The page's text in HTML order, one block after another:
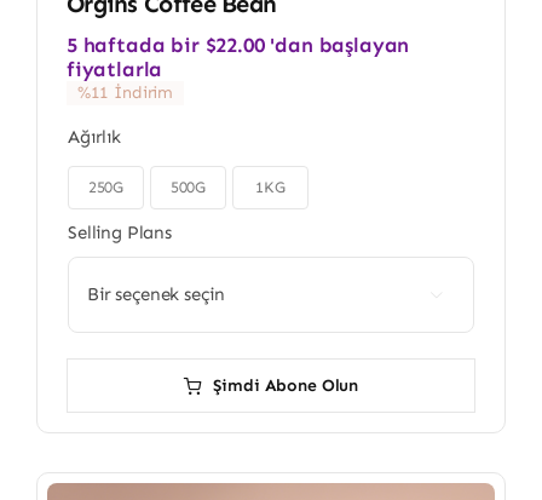
5 haftada bir $22.00 'dan başlayan
fiyatlarla
%11 İndirim
Ağırlık
250G 500G 1KG
Selling Plans
Şimdi Abone Olun